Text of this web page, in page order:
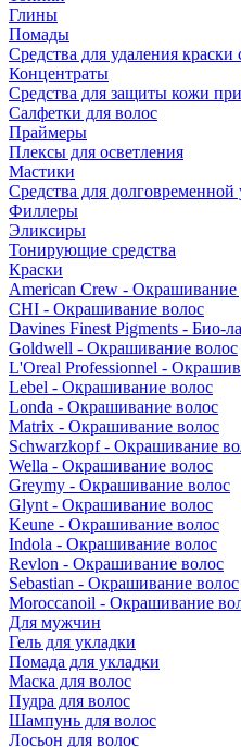
Глины
Помады
Средства для удаления краски
Концентраты
Средства для защиты кожи
Салфетки для волос
Праймеры
Плексы для осветления
Мастики
Средства для долговременной
Филлеры
Эликсиры
Тонирующие средства
Краски
American Crew -
CHI - Окрашивание волос
Davines Finest Pigments - Био-
Goldwell - Окрашивание волос
L'Oreal Professionnel -
Lebel - Окрашивание волос
Londa - Окрашивание волос
Matrix - Окрашивание волос
Schwarzkopf - Окрашивание
Wella - Окрашивание волос
Greymy - Окрашивание волос
Glynt - Окрашивание волос
Keune - Окрашивание волос
Indola - Окрашивание волос
Revlon - Окрашивание волос
Sebastian - Окрашивание волос
Moroccanoil - Окрашивание
Для мужчин
Гель для укладки
Помада для укладки
Маска для волос
Пудра для волос
Шампунь для волос
Лосьон для волос